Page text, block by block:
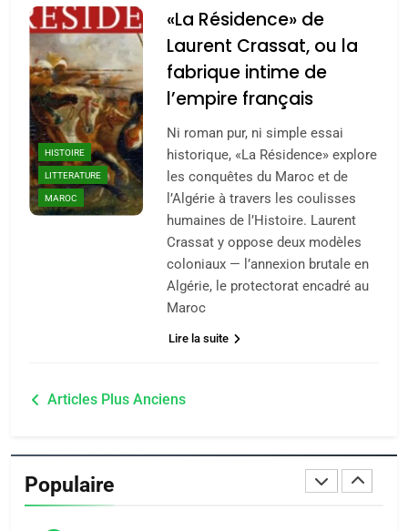
HISTOIRE
LITTERATURE
MAROC
«La Résidence» de
Laurent Crassat, ou la
fabrique intime de
l’empire français
Ni roman pur, ni simple essai
historique, «La Résidence» explore
les conquêtes du Maroc et de
l’Algérie à travers les coulisses
humaines de l’Histoire. Laurent
Crassat y oppose deux modèles
coloniaux — l’annexion brutale en
Algérie, le protectorat encadré au
Maroc
Lire la suite
Navigation
articles
Articles Plus Anciens
Populaire
rapport d’ADL contre
l’antisémitisme
FRANCE ISRAÉL
6
FIÈRE, DIGNE ET RÉSILIENTE :
POURQUOI JE REVENDIQUE
MA JUDAÏTE par Thérèse
Zrihen-Dvir
ISRAÉL JUDAISME
7
CE QUI NOUS MANQUE –
Jacques Hadida
JUDAISME
Tafraout, le miel de Tadla
du terroir